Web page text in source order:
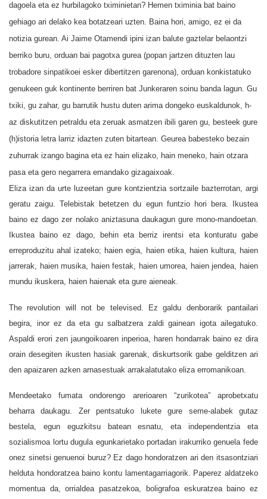
dagoela eta ez hurbilagoko tximinietan? Hemen tximinia bat baino
gehiago ari delako kea botatzeari uzten. Baina hori, amigo, ez ei da
notizia gurean. Ai Jaime Otamendi ipini izan balute gaztelar belaontzi
berriko buru, orduan bai pagotxa gurea (popan jartzen dituzten lau
trobadore sinpatikoei esker dibertitzen garenona), orduan konkistatuko
genukeen guk kontinente berriren bat Junkeraren soinu banda lagun. Gu
txiki, gu zahar, gu barrutik hustu duten arima dongeko euskaldunok, h-
az diskutitzen petraldu eta zeruak asmatzen ibili garen gu, besteek gure
(h)istoria letra larriz idazten zuten bitartean. Geurea babesteko bezain
zuhurrak izango bagina eta ez hain elizako, hain meneko, hain otzara
pasa eta gero negarrera emandako gizagaixoak.
Eliza izan da urte luzeetan gure kontzientzia sortzaile bazterrotan, argi
geratu zaigu. Telebistak betetzen du egun funtzio hori bera. Ikustea
baino ez dago zer nolako aniztasuna daukagun gure mono-mandoetan.
Ikustea baino ez dago, behin eta berriz irentsi eta konturatu gabe
erreproduzitu ahal izateko; haien egia, haien etika, haien kultura, haien
jarrerak, haien musika, haien festak, haien umorea, haien jendea, haien
mundu ikuskera, haien haienak eta gure aieneak.
The revolution will not be televised. Ez galdu denborarik pantailari
begira, inor ez da eta gu salbatzera zaldi gainean igota ailegatuko.
Aspaldi erori zen jaungoikoaren inperioa, haren hondarrak baino ez dira
orain desegiten ikusten hasiak garenak, diskurtsorik gabe gelditzen ari
den apaizaren azken arnasestuak arrakalatutako eliza erromanikoan.
Mendeetako fumata ondorengo arerioaren “zurikotea” aprobetxatu
beharra daukagu. Zer pentsatuko lukete gure seme-alabek gutaz
bestela, egun eguzkitsu batean esnatu, eta independentzia eta
sozialismoa lortu dugula egunkarietako portadan irakurriko genuela fede
onez sinetsi genuenoi buruz? Ez dago hondoratzen ari den itsasontziari
helduta hondoratzea baino kontu lamentagarriagorik. Paperez aldatzeko
momentua da, orrialdea pasatzekoa, boligrafoa eskuratzea baino ez